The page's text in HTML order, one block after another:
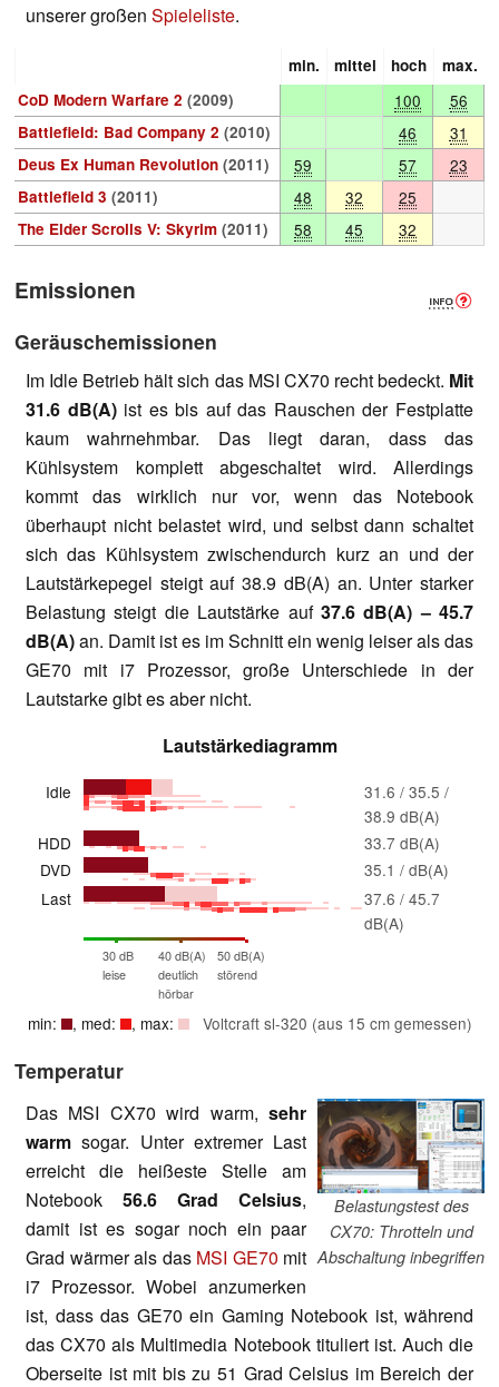
unserer großen Spieleliste.
min. mittel hoch
max.
CoD Modern Warfare 2 (2009) 100 56
Battlefield: Bad Company 2 (2010) 46 31
Deus Ex Human Revolution (2011) 59 57 23
Battlefield 3 (2011) 48 32 25
The Elder Scrolls V: Skyrim (2011) 58 45 32
Emissionen
Geräuschemissionen
Im Idle Betrieb hält sich das MSI CX70 recht bedeckt. Mit
31.6 dB(A)ist es bis auf das Rauschen der Festplatte
kaum wahrnehmbar. Das liegt daran, dass das
Kühlsystem komplett abgeschaltet wird. Allerdings
kommt das wirklich nur vor, wenn das Notebook
überhaupt nicht belastet wird, und selbst dann schaltet
sich das Kühlsystem zwischendurch kurz an und der
Lautstärkepegel steigt auf 38.9 dB(A) an. Unter starker
Belastung steigt die Lautstärke auf 37.6 dB(A) – 45.7
dB(A)an. Damit ist es im Schnitt ein wenig leiser als das
GE70 mit i7 Prozessor, große Unterschiede in der
Lautstarke gibt es aber nicht.
Lautstärkediagramm
Idle
31.6 / 35.5 /
38.9 dB(A)
HDD
33.7 dB(A)
DVD
35.1 / dB(A)
Last
37.6 / 45.7
dB(A)
30 dB
leise
40 dB(A)
deutlich
hörbar
50 dB(A)
störend
min: , med: , max: Voltcraft sl-320 (aus 15 cm gemessen)
Temperatur
Belastungstest des
CX70: Throtteln und
Abschaltung inbegriffen
Das MSI CX70 wird warm, sehr
warm sogar. Unter extremer Last
erreicht die heißeste Stelle am
Notebook 56.6 Grad Celsius,
damit ist es sogar noch ein paar
Grad wärmer als das MSI GE70 mit
i7 Prozessor. Wobei anzumerken
ist, dass das GE70 ein Gaming Notebook ist, während
das CX70 als Multimedia Notebook tituliert ist. Auch die
Oberseite ist mit bis zu 51 Grad Celsius im Bereich der